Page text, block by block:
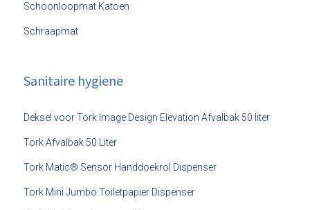
Schoonloopmat Katoen
Schraapmat
Sanitaire hygiene
Deksel voor Tork Image Design Elevation Afvalbak 50 liter
Tork Afvalbak 50 Liter
Tork Matic® Sensor Handdoekrol Dispenser
Tork Mini Jumbo Toiletpapier Dispenser